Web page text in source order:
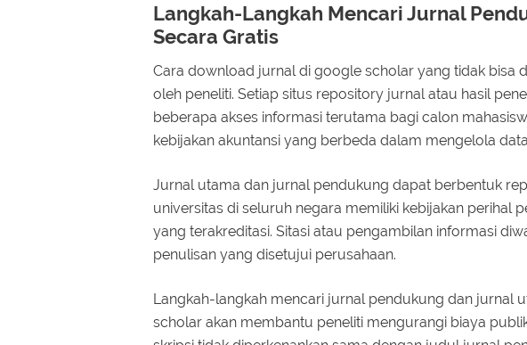
Langkah-Langkah Mencari Jurnal
Secara Gratis
Cara download jurnal di google scholar yang tidak bisa
oleh peneliti. Setiap situs repository jurnal atau hasil
beberapa akses informasi terutama bagi calon
kebijakan akuntansi yang berbeda dalam mengelola
Jurnal utama dan jurnal pendukung dapat berbentuk
universitas di seluruh negara memiliki kebijakan perihal
yang terakreditasi. Sitasi atau pengambilan informasi
penulisan yang disetujui perusahaan.
Langkah-langkah mencari jurnal pendukung dan jurnal
scholar akan membantu peneliti mengurangi biaya